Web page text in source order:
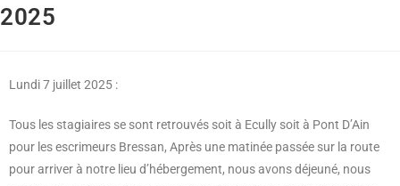
2025
Lundi 7 juillet 2025 :
Tous les stagiaires se sont retrouvés soit à Ecully soit à Pont D’Ain
pour les escrimeurs Bressan, Après une matinée passée sur la route
pour arriver à notre lieu d’hébergement, nous avons déjeuné, nous